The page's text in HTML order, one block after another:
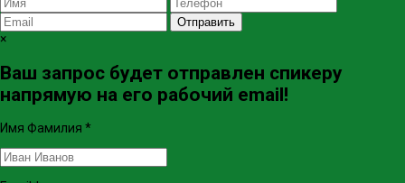
Отправить
×
Ваш запрос будет отправлен спикеру
напрямую на его рабочий email!
Имя Фамилия *